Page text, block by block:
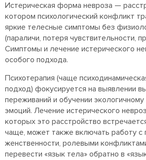
Истерическая форма невроза —
котором психологический конфликт
яркие телесные симптомы без
(параличи, потеря чувствительности,
Симптомы и лечение истерического
особого подхода.
Психотерапия (чаще
подход) фокусируется на выявлении
переживаний и обучении
эмоций. Лечение истерического
которых это расстройство
чаще, может также включать работу с
женственности, ролевыми
перевести «язык тела» обратно в